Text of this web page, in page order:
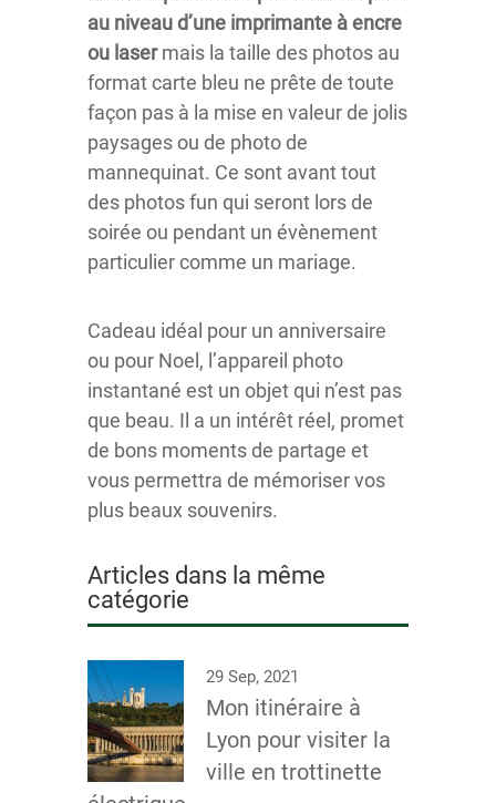
au niveau d’une imprimante à encre
ou lasermais la taille des photos au
format carte bleu ne prête de toute
façon pas à la mise en valeur de jolis
paysages ou de photo de
mannequinat. Ce sont avant tout
des photos fun qui seront lors de
soirée ou pendant un évènement
particulier comme un mariage.
Cadeau idéal pour un anniversaire
ou pour Noel, l’appareil photo
instantané est un objet qui n’est pas
que beau. Il a un intérêt réel, promet
de bons moments de partage et
vous permettra de mémoriser vos
plus beaux souvenirs.
Articles dans la même
catégorie
29 Sep, 2021
Mon itinéraire à
Lyon pour visiter la
ville en trottinette